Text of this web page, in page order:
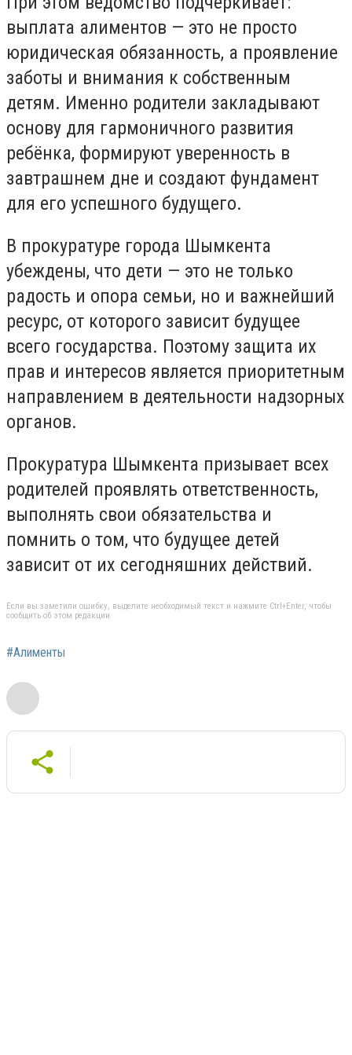
выплата алиментов — это не просто
юридическая обязанность, а проявление
заботы и внимания к собственным
детям. Именно родители закладывают
основу для гармоничного развития
ребёнка, формируют уверенность в
завтрашнем дне и создают фундамент
для его успешного будущего.
В прокуратуре города Шымкента
убеждены, что дети — это не только
радость и опора семьи, но и важнейший
ресурс, от которого зависит будущее
всего государства. Поэтому защита их
прав и интересов является приоритетным
направлением в деятельности надзорных
органов.
Прокуратура Шымкента призывает всех
родителей проявлять ответственность,
выполнять свои обязательства и
помнить о том, что будущее детей
зависит от их сегодняшних действий.
Если вы заметили ошибку, выделите необходимый текст и нажмите Ctrl+Enter, чтобы
сообщить об этом редакции
#Алименты